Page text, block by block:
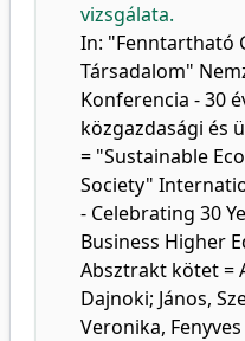
vizsgálata.
In: "Fenntartható
Társadalom"
Konferencia - 30
közgazdasági és
= "Sustainable
Society"
- Celebrating 30
Business Higher
Absztrakt kötet =
Dajnoki; János,
Veronika,